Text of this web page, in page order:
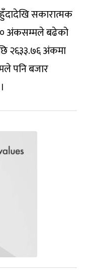
सकारात्मक
अंकसम्मले बढेको
२६३३.७६ अंकमा
पनि बजार